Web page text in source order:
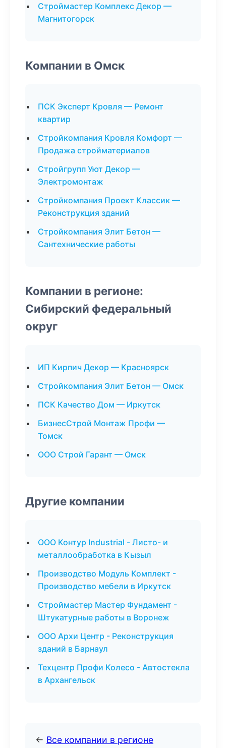
Строймастер Комплекс Декор —
Магнитогорск
Компании в Омск
ПСК Эксперт Кровля — Ремонт
квартир
Стройкомпания Кровля Комфорт —
Продажа стройматериалов
Стройгрупп Уют Декор —
Электромонтаж
Стройкомпания Проект Классик —
Реконструкция зданий
Стройкомпания Элит Бетон —
Сантехнические работы
Компании в регионе:
Сибирский федеральный
округ
ИП Кирпич Декор — Красноярск
Стройкомпания Элит Бетон — Омск
ПСК Качество Дом — Иркутск
БизнесСтрой Монтаж Профи —
Томск
ООО Строй Гарант — Омск
Другие компании
ООО Контур Industrial - Листо- и
металлообработка в Кызыл
Производство Модуль Комплект -
Производство мебели в Иркутск
Строймастер Мастер Фундамент -
Штукатурные работы в Воронеж
ООО Архи Центр - Реконструкция
зданий в Барнаул
Техцентр Профи Колесо - Автостекла
в Архангельск
← Все компании в регионе